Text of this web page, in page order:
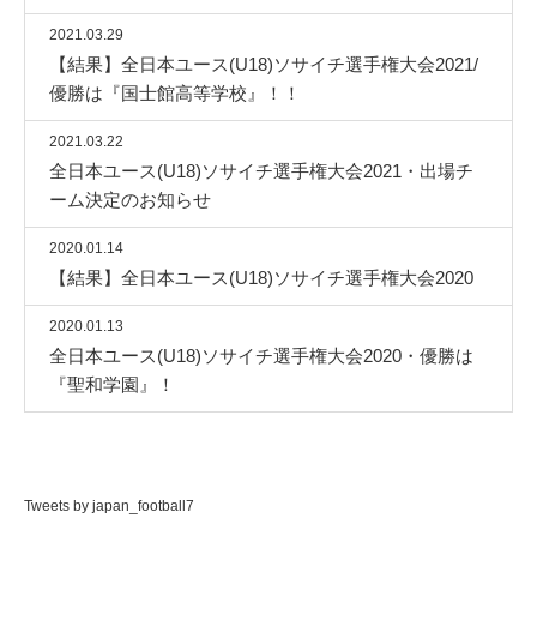
2021.03.29
【結果】全日本ユース(U18)ソサイチ選手権大会2021/
優勝は『国士館高等学校』！！
2021.03.22
全日本ユース(U18)ソサイチ選手権大会2021・出場チ
ーム決定のお知らせ
2020.01.14
【結果】全日本ユース(U18)ソサイチ選手権大会2020
2020.01.13
全日本ユース(U18)ソサイチ選手権大会2020・優勝は
『聖和学園』！
Tweets by japan_football7